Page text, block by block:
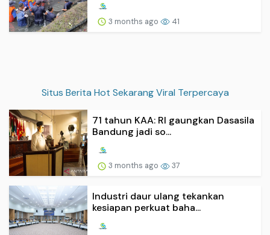
3 months ago 41
Situs Berita Hot Sekarang Viral Terpercaya
71 tahun KAA: RI gaungkan Dasasila
Bandung jadi so...
3 months ago 37
Industri daur ulang tekankan
kesiapan perkuat baha...